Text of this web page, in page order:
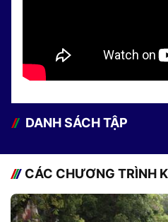
DANH SÁCH TẬP
CÁC CHƯƠNG TRÌNH